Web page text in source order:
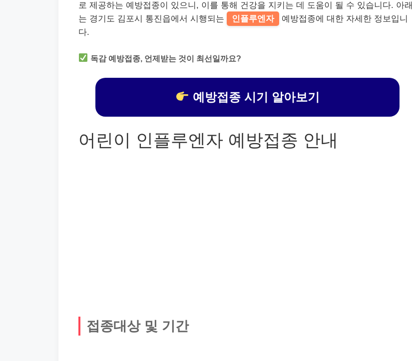
로 제공하는 예방접종이 있으니, 이를 통해 건강을 지키는 데 도움이 될 수 있습니다. 아래
는 경기도 김포시 통진읍에서 시행되는
인플루엔자
예방접종에 대한 자세한 정보입니
다.
독감 예방접종, 언제받는 것이 최선일까요?
예방접종 시기 알아보기
어린이 인플루엔자 예방접종 안내
접종대상 및 기간